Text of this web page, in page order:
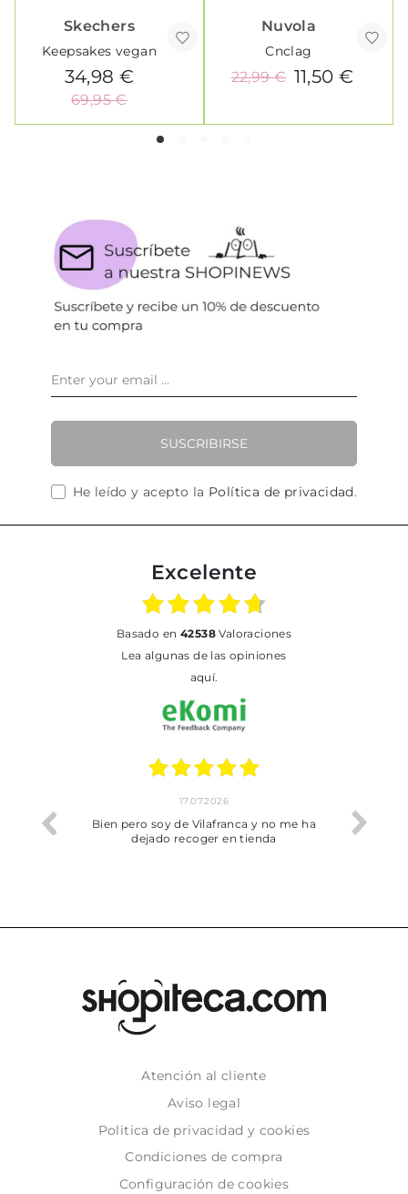
Skechers
Keepsakes vegan
34,98 €
69,95 €
Nuvola
Cnclag
11,50 €
22,99 €
SUSCRIBIRSE
He leído y acepto la Política de privacidad.
Excelente
basado en 42538Valoraciones
Lea algunas de las opiniones
aquí.
trobat
17.07.2026
Bien pero soy de Vilafranca y no me ha
dejado recoger en tienda
Atención al cliente
Aviso legal
Politica de privacidad y cookies
Condiciones de compra
Configuración de cookies